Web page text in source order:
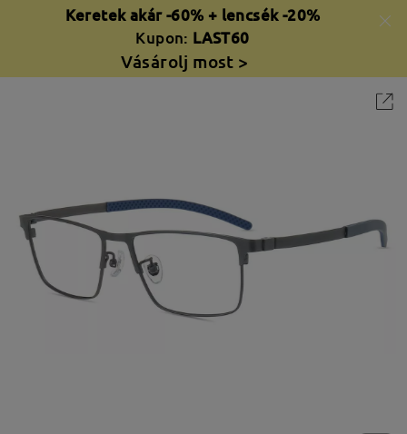
Keretek akár -60% + lencsék -20%
Kupon: LAST60
Vásárolj most >